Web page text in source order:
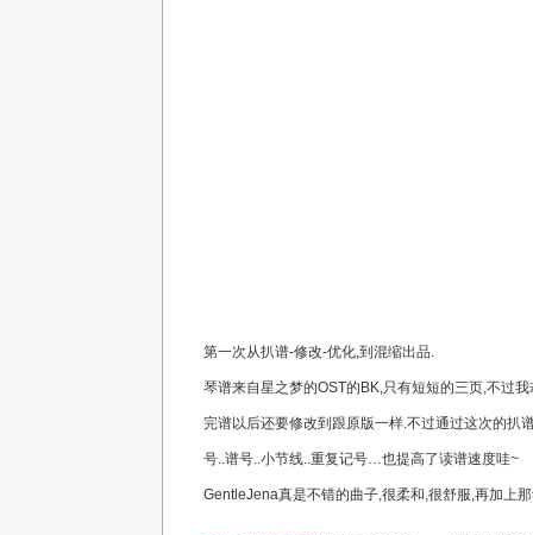
第一次从扒谱-修改-优化,到混缩出品.
琴谱来自星之梦的OST的BK,只有短短的三页,不过
完谱以后还要修改到跟原版一样.不过通过这次的扒
号..谱号..小节线..重复记号…也提高了读谱速度哇~
GentleJena真是不错的曲子,很柔和,很舒服,再加上